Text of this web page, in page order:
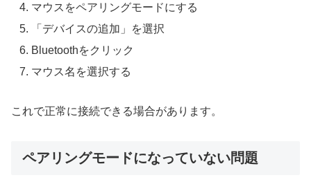
マウスをペアリングモードにする
「デバイスの追加」を選択
Bluetoothをクリック
マウス名を選択する
これで正常に接続できる場合があります。
ペアリングモードになっていない問題